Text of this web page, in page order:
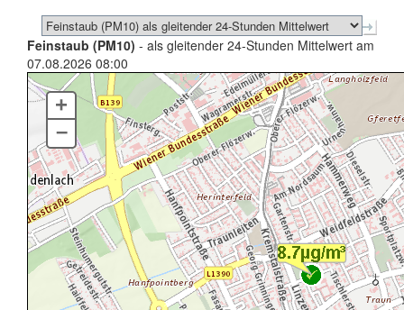
Feinstaub (PM10) - als gleitender 24-Stunden Mittelwert am
07.08.2026 08:00
+
–